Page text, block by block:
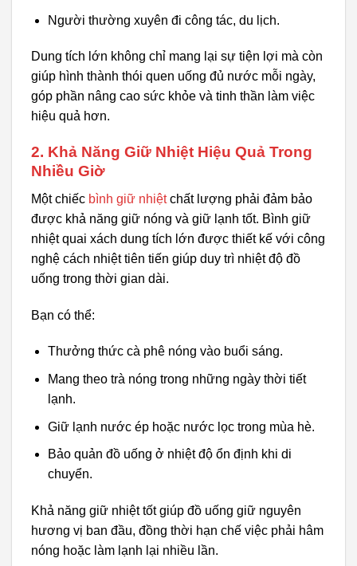
Người thường xuyên đi công tác, du lịch.
Dung tích lớn không chỉ mang lại sự tiện lợi mà còn
giúp hình thành thói quen uống đủ nước mỗi ngày,
góp phần nâng cao sức khỏe và tinh thần làm việc
hiệu quả hơn.
2. Khả Năng Giữ Nhiệt Hiệu Quả Trong
Nhiều Giờ
Một chiếc bình giữ nhiệtchất lượng phải đảm bảo
được khả năng giữ nóng và giữ lạnh tốt. Bình giữ
nhiệt quai xách dung tích lớn được thiết kế với công
nghệ cách nhiệt tiên tiến giúp duy trì nhiệt độ đồ
uống trong thời gian dài.
Bạn có thể:
Thưởng thức cà phê nóng vào buổi sáng.
Mang theo trà nóng trong những ngày thời tiết
lạnh.
Giữ lạnh nước ép hoặc nước lọc trong mùa hè.
Bảo quản đồ uống ở nhiệt độ ổn định khi di
chuyển.
Khả năng giữ nhiệt tốt giúp đồ uống giữ nguyên
hương vị ban đầu, đồng thời hạn chế việc phải hâm
nóng hoặc làm lạnh lại nhiều lần.